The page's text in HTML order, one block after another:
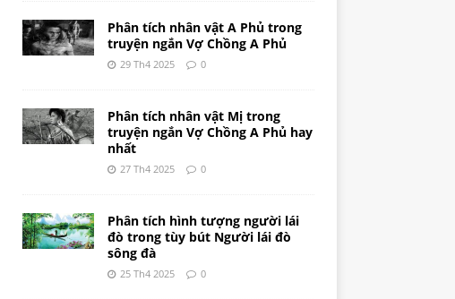
Phân tích nhân vật A Phủ trong
truyện ngắn Vợ Chồng A Phủ
29 Th4 2025 0
Phân tích nhân vật Mị trong
truyện ngắn Vợ Chồng A Phủ hay
nhất
27 Th4 2025 0
Phân tích hình tượng người lái
đò trong tùy bút Người lái đò
sông đà
25 Th4 2025 0